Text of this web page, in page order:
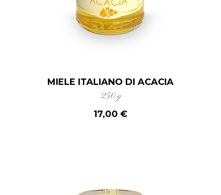
MIELE ITALIANO DI ACACIA
250 g
17,00 €